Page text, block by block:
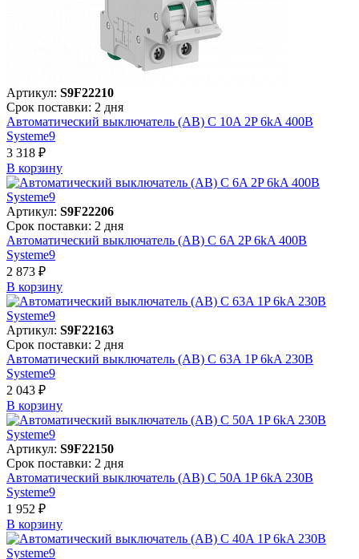
Артикул: S9F22210
Срок поставки: 2 дня
Автоматический выключатель (АВ) C 10A 2P 6kA 400В
Systeme9
3 318 ₽
В корзинy
Артикул: S9F22206
Срок поставки: 2 дня
Автоматический выключатель (АВ) C 6A 2P 6kA 400В
Systeme9
2 873 ₽
В корзинy
Артикул: S9F22163
Срок поставки: 2 дня
Автоматический выключатель (АВ) C 63A 1P 6kA 230В
Systeme9
2 043 ₽
В корзинy
Артикул: S9F22150
Срок поставки: 2 дня
Автоматический выключатель (АВ) C 50A 1P 6kA 230В
Systeme9
1 952 ₽
В корзинy